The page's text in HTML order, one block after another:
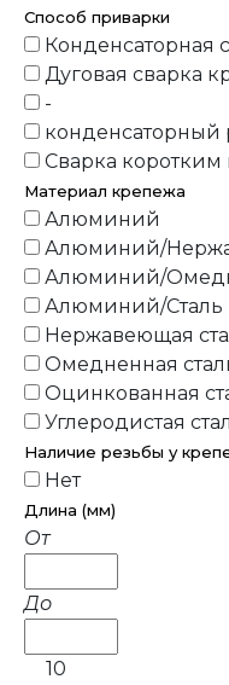
Способ приварки
Конденсаторная
Дуговая сварка
-
конденсаторный
Сварка коротким
Материал крепежа
Алюминий
Алюминий/
Алюминий/
Алюминий/Сталь
Нержавеющая
Омедненная
Оцинкованная
Углеродистая
Наличие резьбы у
Нет
Длина (мм)
От
До
10